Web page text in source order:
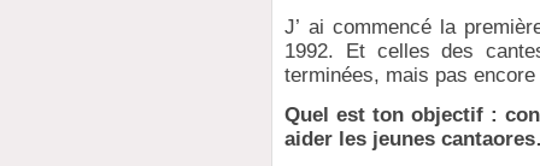
J’ ai commencé la
1992. Et celles des
terminées, mais pas
Quel est ton objectif :
aider les jeunes